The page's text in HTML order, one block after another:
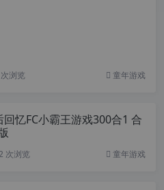
浏览 童年游戏
回忆FC小霸王游戏300合1 合
次浏览 童年游戏